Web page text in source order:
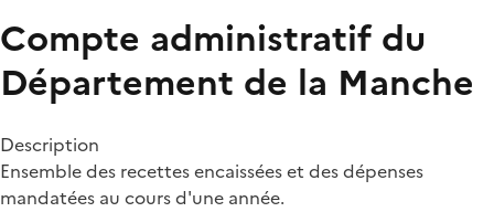
Compte administratif du
Département de la Manche
Description
Ensemble des recettes encaissées et des dépenses
mandatées au cours d'une année.